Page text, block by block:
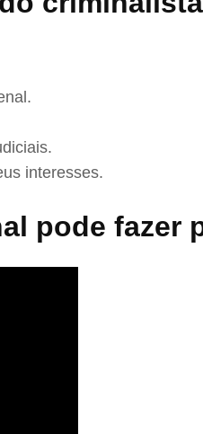
interesses.
pode fazer